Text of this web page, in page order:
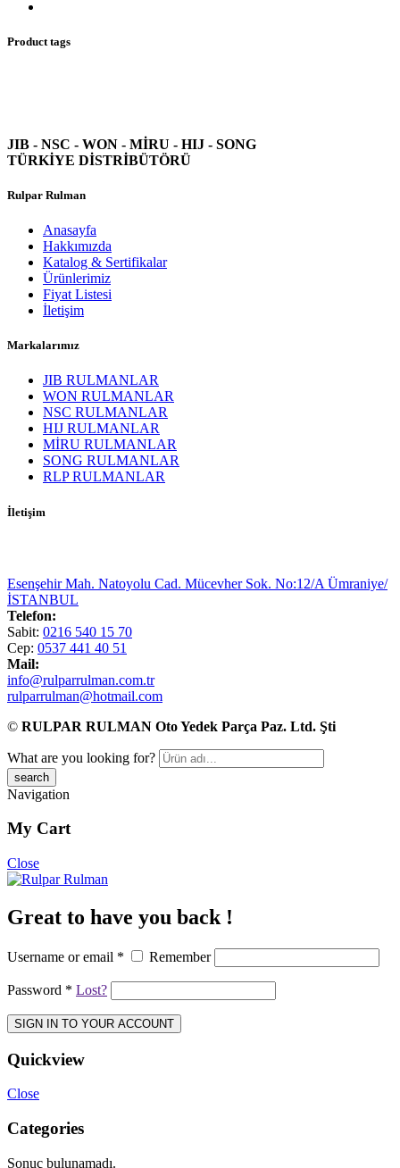
Product tags
JIB - NSC - WON - MİRU - HIJ - SONG
TÜRKİYE DİSTRİBÜTÖRÜ
Rulpar Rulman
Anasayfa
Hakkımızda
Katalog & Sertifikalar
Ürünlerimiz
Fiyat Listesi
İletişim
Markalarımız
JIB RULMANLAR
WON RULMANLAR
NSC RULMANLAR
HIJ RULMANLAR
MİRU RULMANLAR
SONG RULMANLAR
RLP RULMANLAR
İletişim
Esenşehir Mah. Natoyolu Cad. Mücevher Sok. No:12/A Ümraniye/
İSTANBUL
Telefon:
Sabit: 0216 540 15 70
Cep: 0537 441 40 51
Mail:
info@rulparrulman.com.tr
rulparrulman@hotmail.com
© RULPAR RULMAN Oto Yedek Parça Paz. Ltd. Şti
What are you looking for?
Navigation
My Cart
Close
Great to have you back !
Username or email * Remember
Password * Lost?
SIGN IN TO YOUR ACCOUNT
Quickview
Close
Categories
Sonuç bulunamadı.